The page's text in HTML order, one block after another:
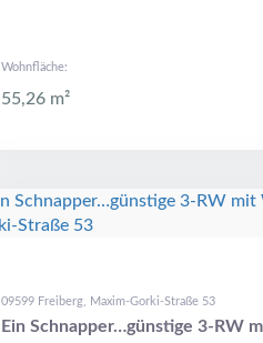
Wohnfläche:
55,26 m²
09599 Freiberg, Maxim-Gorki-Straße 53
Ein Schnapper…günstige 3-RW